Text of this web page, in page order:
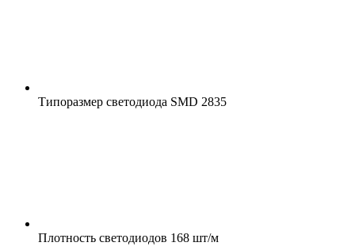
Типоразмер светодиода SMD 2835
Плотность светодиодов 168 шт/м